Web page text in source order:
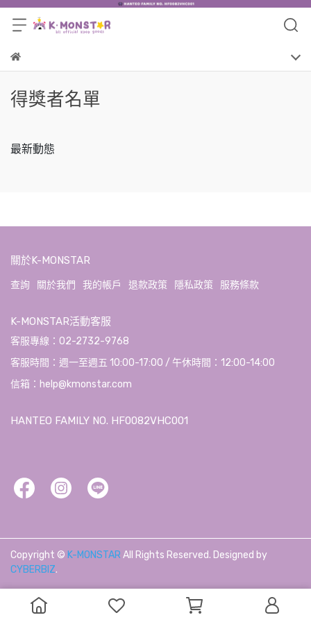
得獎者名單
最新動態
關於K-MONSTAR
查詢 關於我們 我的帳戶 退款政策 隱私政策 服務條款
K-MONSTAR活動客服
客服專線：02-2732-9768
客服時間：週一至週五 10:00-17:00 / 午休時間：12:00-14:00
信箱：help@kmonstar.com
HANTEO FAMILY NO. HF0082VHC001
Copyright © K-MONSTAR All Rights Reserved. Designed by
CYBERBIZ.